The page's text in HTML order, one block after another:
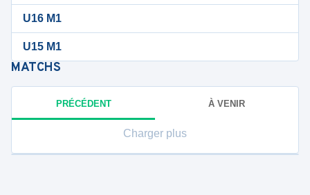
U16 M1
U15 M1
MATCHS
PRÉCÉDENT À VENIR
Charger plus